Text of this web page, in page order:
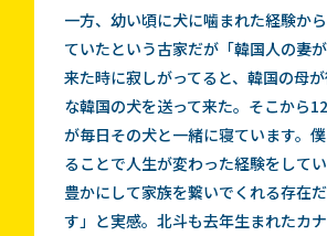
一方、幼い頃に犬に噛まれた経験か
ていたという古家だが「韓国人の妻
来た時に寂しがってると、韓国の母
な韓国の犬を送って来た。そこから
が毎日その犬と一緒に寝ています。
ることで人生が変わった経験をして
豊かにして家族を繋いでくれる存在
す」と実感。北斗も去年生まれたカ